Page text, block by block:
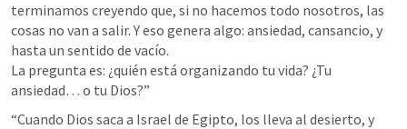
terminamos creyendo que, si no hacemos todo nosotros, las
cosas no van a salir. Y eso genera algo: ansiedad, cansancio, y
hasta un sentido de vacío.
La pregunta es: ¿quién está organizando tu vida? ¿Tu
ansiedad… o tu Dios?”
“Cuando Dios saca a Israel de Egipto, los lleva al desierto, y